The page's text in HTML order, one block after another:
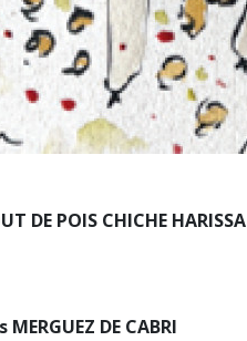
DE POIS CHICHE HARISSA
DE CABRI